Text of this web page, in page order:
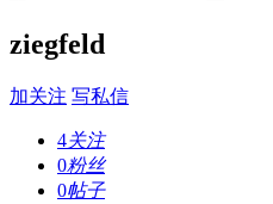
ziegfeld
加关注 写私信
4关注
0粉丝
0帖子